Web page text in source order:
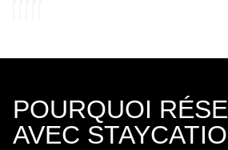
POURQUOI
AVEC